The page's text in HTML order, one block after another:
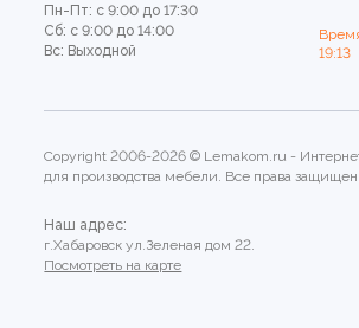
Пн-Пт: с 9:00 до 17:30
Сб: с 9:00 до 14:00
Вс: Выходной
19:13
Copyright 2006-2026 © Lemakom.ru -
для производства мебели. Все права
Наш адрес:
г.Хабаровск ул.Зеленая дом 22.
Посмотреть на карте